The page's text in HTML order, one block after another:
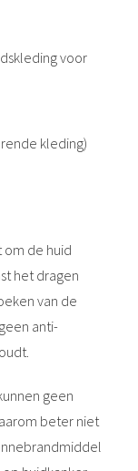
voor
kleding)
de huid
het dragen
van de
anti-
geen
beter niet